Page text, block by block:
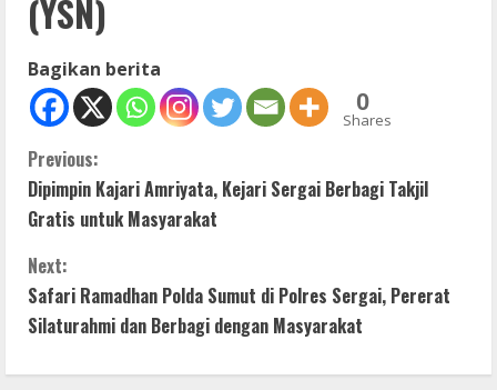
(YSN)
Bagikan berita
0
Shares
C
o
n
t
Previous:
Dipimpin Kajari Amriyata, Kejari Sergai Berbagi Takjil
Gratis untuk Masyarakat
Next:
Safari Ramadhan Polda Sumut di Polres Sergai, Pererat
Silaturahmi dan Berbagi dengan Masyarakat